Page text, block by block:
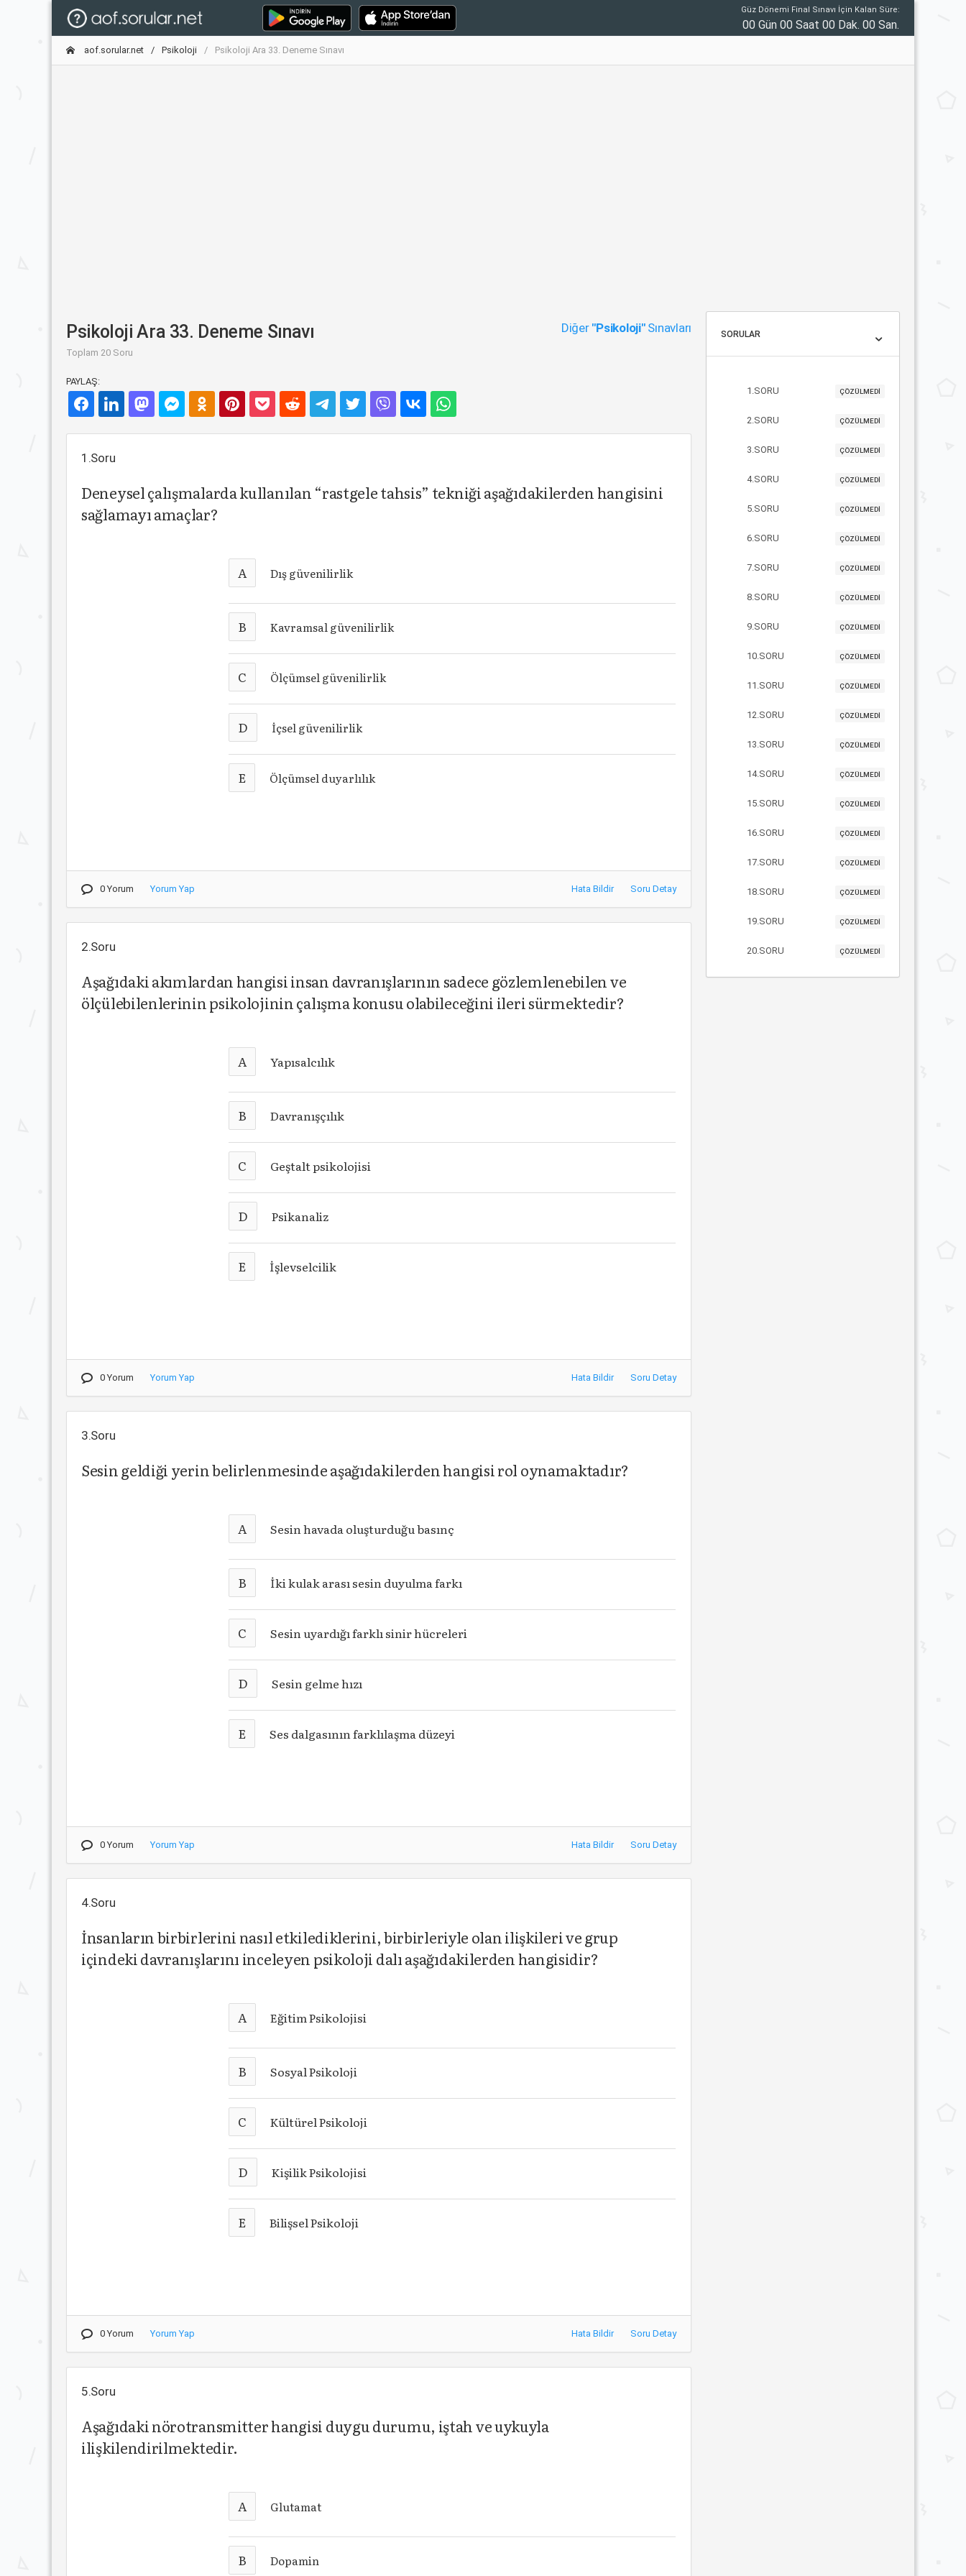
Güz Dönemi Final Sınavı İçin Kalan Süre:
00 Gün 00 Saat 00 Dak. 00 San.
aof.sorular.net Psikoloji Psikoloji Ara 33. Deneme Sınavı
Psikoloji Ara 33. Deneme Sınavı
Toplam 20 Soru
Diğer "Psikoloji"Sınavları
PAYLAŞ:
1.Soru
Deneysel çalışmalarda kullanılan “rastgele tahsis” tekniği aşağıdakilerden hangisini
sağlamayı amaçlar?
A Dış güvenilirlik
B Kavramsal güvenilirlik
C Ölçümsel güvenilirlik
D İçsel güvenilirlik
E Ölçümsel duyarlılık
0 Yorum Yorum Yap Hata Bildir Soru Detay
2.Soru
Aşağıdaki akımlardan hangisi insan davranışlarının sadece gözlemlenebilen ve
ölçülebilenlerinin psikolojinin çalışma konusu olabileceğini ileri sürmektedir?
A Yapısalcılık
B Davranışçılık
C Geştalt psikolojisi
D Psikanaliz
E İşlevselcilik
0 Yorum Yorum Yap Hata Bildir Soru Detay
3.Soru
Sesin geldiği yerin belirlenmesinde aşağıdakilerden hangisi rol oynamaktadır?
A Sesin havada oluşturduğu basınç
B İki kulak arası sesin duyulma farkı
C Sesin uyardığı farklı sinir hücreleri
D Sesin gelme hızı
E Ses dalgasının farklılaşma düzeyi
0 Yorum Yorum Yap Hata Bildir Soru Detay
4.Soru
İnsanların birbirlerini nasıl etkilediklerini, birbirleriyle olan ilişkileri ve grup
içindeki davranışlarını inceleyen psikoloji dalı aşağıdakilerden hangisidir?
A Eğitim Psikolojisi
B Sosyal Psikoloji
C Kültürel Psikoloji
D Kişilik Psikolojisi
E Bilişsel Psikoloji
0 Yorum Yorum Yap Hata Bildir Soru Detay
5.Soru
Aşağıdaki nörotransmitter hangisi duygu durumu, iştah ve uykuyla
ilişkilendirilmektedir.
A Glutamat
B Dopamin
SORULAR
1.SORU ÇÖZÜLMEDİ
2.SORU ÇÖZÜLMEDİ
3.SORU ÇÖZÜLMEDİ
4.SORU ÇÖZÜLMEDİ
5.SORU ÇÖZÜLMEDİ
6.SORU ÇÖZÜLMEDİ
7.SORU ÇÖZÜLMEDİ
8.SORU ÇÖZÜLMEDİ
9.SORU ÇÖZÜLMEDİ
10.SORU ÇÖZÜLMEDİ
11.SORU ÇÖZÜLMEDİ
12.SORU ÇÖZÜLMEDİ
13.SORU ÇÖZÜLMEDİ
14.SORU ÇÖZÜLMEDİ
15.SORU ÇÖZÜLMEDİ
16.SORU ÇÖZÜLMEDİ
17.SORU ÇÖZÜLMEDİ
18.SORU ÇÖZÜLMEDİ
19.SORU ÇÖZÜLMEDİ
20.SORU ÇÖZÜLMEDİ